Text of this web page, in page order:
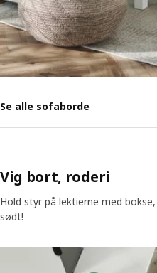
Se alle sofaborde
Vig bort, roderi
Hold styr på lektierne med
sødt!